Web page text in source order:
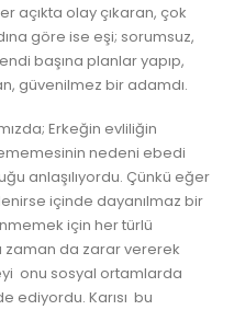
açıkta olay çıkaran, çok
göre ise eşi; sorumsuz,
başına planlar yapıp,
güvenilmez bir adamdı.
Erkeğin evliliğin
nedeni ebedi
anlaşılıyordu. Çünkü eğer
içinde dayanılmaz bir
için her türlü
zaman da zarar vererek
onu sosyal ortamlarda
ediyordu. Karısı bu